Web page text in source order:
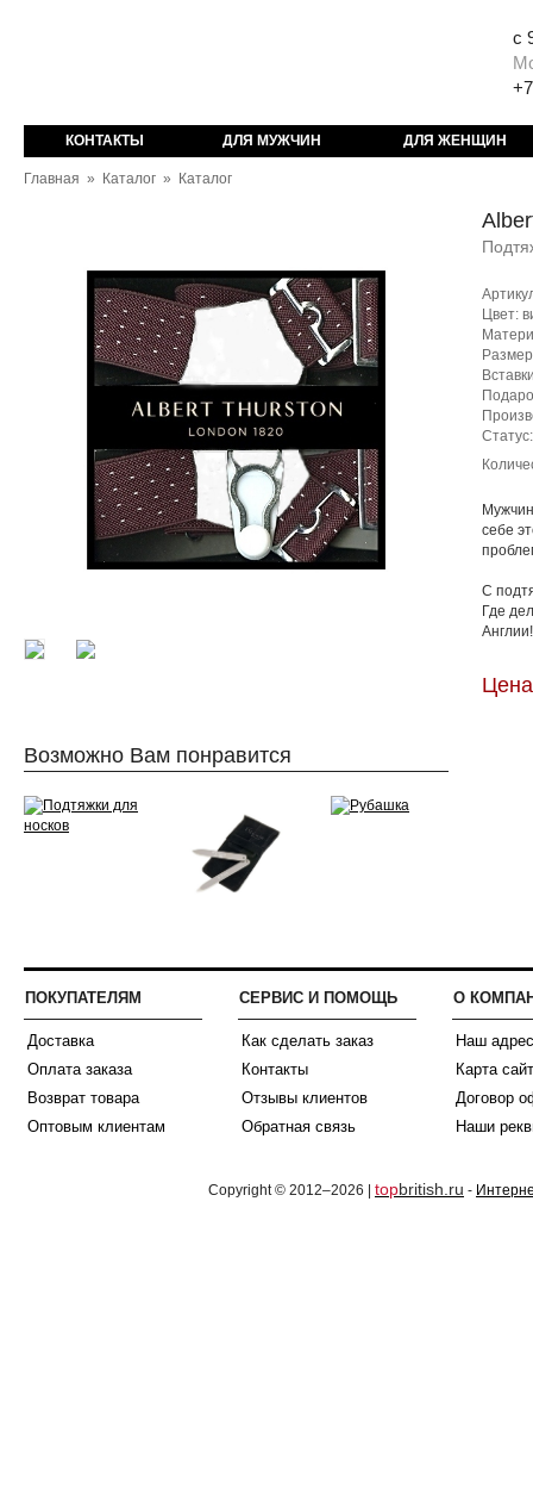
с
КОНТАКТЫ ДЛЯ МУЖЧИН ДЛЯ ЖЕНЩИН
Главная » Каталог » Каталог
Цвет:
себе
С
Где
Англии!
Возможно Вам понравится
ПОКУПАТЕЛЯМ
Доставка
Оплата заказа
Возврат товара
Оптовым клиентам
СЕРВИС И ПОМОЩЬ
Как сделать заказ
Контакты
Отзывы клиентов
Обратная связь
О
Наш адрес
Карта
Договор
Наши
Copyright © 2012–2026 | topbritish.ru -